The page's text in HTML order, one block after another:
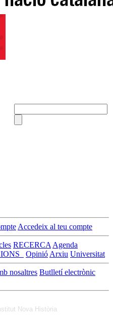
Accedeix al teu compte
RECERCA Agenda
Opinió Arxiu Universitat
nosaltres Butlletí electrònic
Nova Història